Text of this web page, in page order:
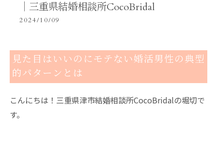
│三重県結婚相談所CocoBridal
2024/10/09
見た目はいいのにモテない婚活男性の典型
的パターンとは
こんにちは！三重県津市結婚相談所CocoBridalの堀切で
す。